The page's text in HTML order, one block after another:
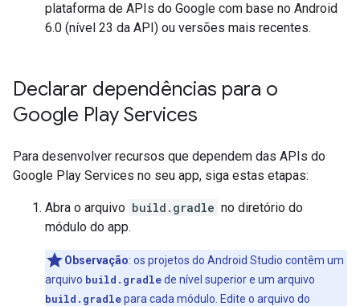
plataforma de APIs do Google com base no Android
6.0 (nível 23 da API) ou versões mais recentes.
Declarar dependências para o
Google Play Services
Para desenvolver recursos que dependem das APIs do
Google Play Services no seu app, siga estas etapas:
Abra o arquivo build.gradle no diretório do
módulo do app.
Observação: os projetos do Android Studio contêm um
arquivo build.gradlede nível superior e um arquivo
build.gradlepara cada módulo. Edite o arquivo do